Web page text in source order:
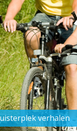
verhalen